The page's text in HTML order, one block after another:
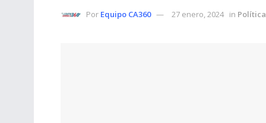
Por Equipo CA360 27 enero, 2024 in Política